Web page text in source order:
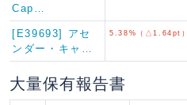
Cap…
[E39693] アセ
ンダー・キャ…
5.38%（△1.64pt）
大量保有報告書